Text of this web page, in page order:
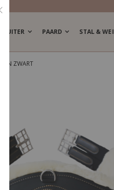
RUITER PAARD STAL & WEI
ZWART